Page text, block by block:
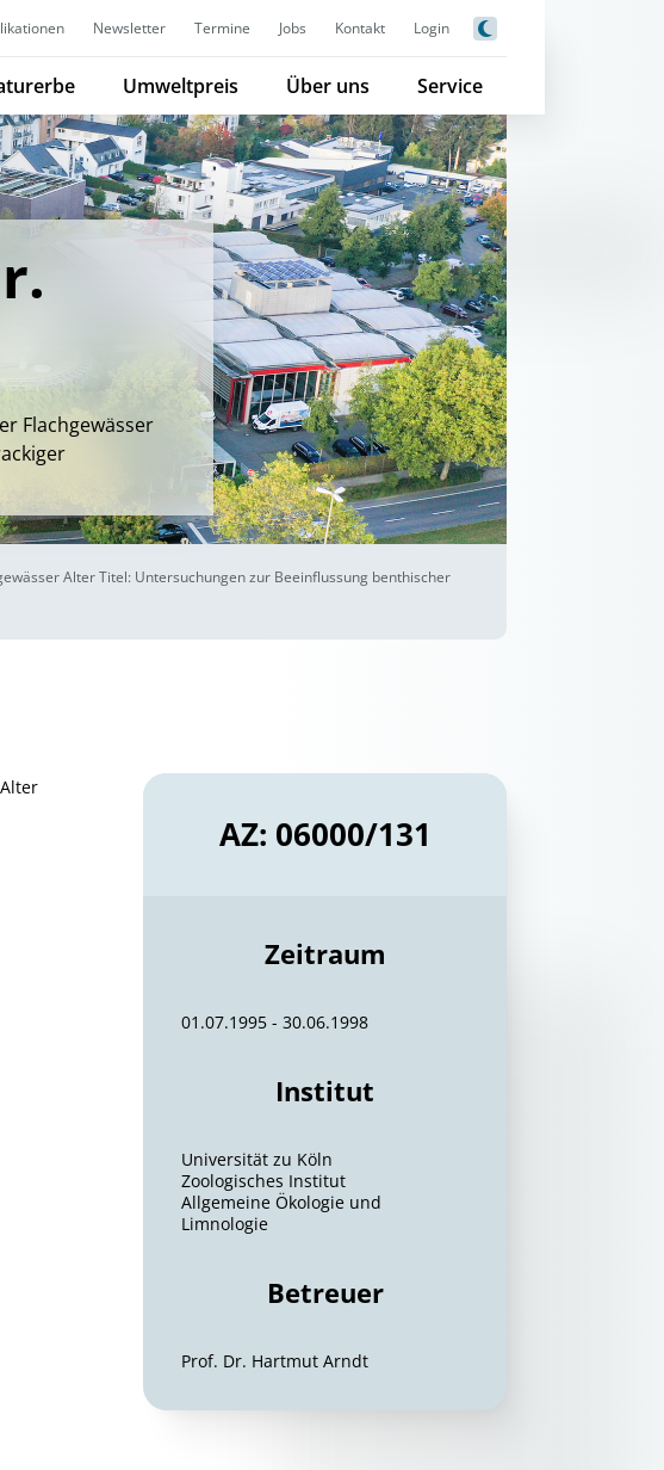
Newsletter Termine Jobs Kontakt Login
Umweltpreis Über uns Service
Flachgewässer
Alter Titel: Untersuchungen zur Beeinflussung benthischer
AZ: 06000/131
Zeitraum
01.07.1995 - 30.06.1998
Institut
Universität zu Köln
Zoologisches Institut
Allgemeine Ökologie und
Limnologie
Betreuer
Prof. Dr. Hartmut Arndt